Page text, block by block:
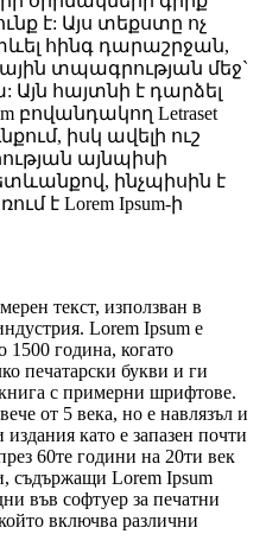
է: Այս տեքստը ոչ
հինգ դարաշրջան,
տպագրության մեջ`
հայտնի է դարձել
բովանդակող Letraset
իսկ ավելի ուշ
այնպիսի
ինչպիսին է
է Lorem Ipsum-ի
текст, използван в
Lorem Ipsum е
1500 година, когато
печатарски букви и ги
книга с примерни шрифтове.
от 5 века, но е навлязъл и
като е запазен почти
60те години на 20ти век
съдържащи Lorem Ipsum
във софтуер за печатни
включва различни